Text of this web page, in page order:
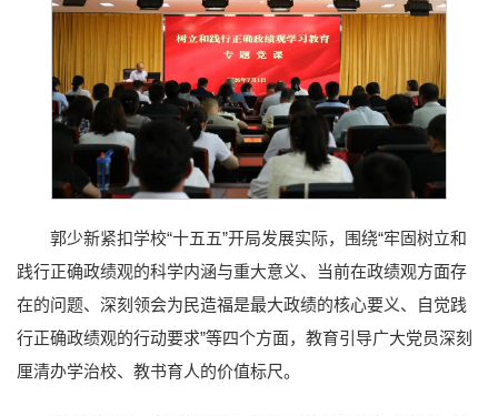
郭少新紧扣学校“十五五”开局发展实际，围绕“牢固树立和
践行正确政绩观的科学内涵与重大意义、当前在政绩观方面存
在的问题、深刻领会为民造福是最大政绩的核心要义、自觉践
行正确政绩观的行动要求”等四个方面，教育引导广大党员深刻
厘清办学治校、教书育人的价值标尺。